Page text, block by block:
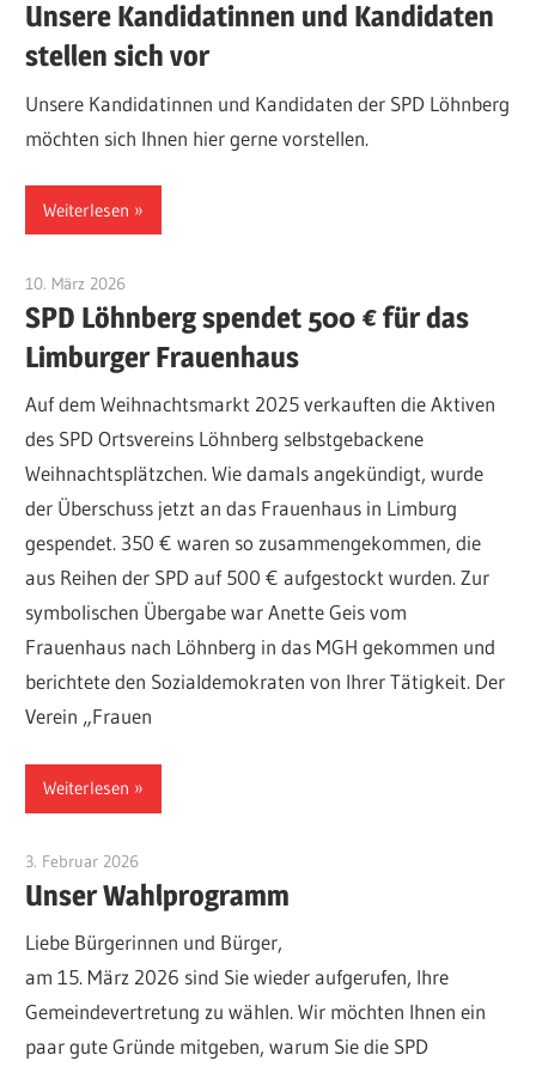
Unsere Kandidatinnen und Kandidaten
stellen sich vor
Unsere Kandidatinnen und Kandidaten der SPD Löhnberg
möchten sich Ihnen hier gerne vorstellen.
Weiterlesen
10. März 2026
SPD Löhnberg spendet 500 € für das
Limburger Frauenhaus
Auf dem Weihnachtsmarkt 2025 verkauften die Aktiven
des SPD Ortsvereins Löhnberg selbstgebackene
Weihnachtsplätzchen. Wie damals angekündigt, wurde
der Überschuss jetzt an das Frauenhaus in Limburg
gespendet. 350 € waren so zusammengekommen, die
aus Reihen der SPD auf 500 € aufgestockt wurden. Zur
symbolischen Übergabe war Anette Geis vom
Frauenhaus nach Löhnberg in das MGH gekommen und
berichtete den Sozialdemokraten von Ihrer Tätigkeit. Der
Verein „Frauen
Weiterlesen
3. Februar 2026
Unser Wahlprogramm
Liebe Bürgerinnen und Bürger,
am 15. März 2026 sind Sie wieder aufgerufen, Ihre
Gemeindevertretung zu wählen. Wir möchten Ihnen ein
paar gute Gründe mitgeben, warum Sie die SPD